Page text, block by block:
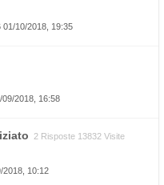
01/10/2018, 19:35
09/2018, 16:58
2 Risposte 13832 Visite
2018, 10:12